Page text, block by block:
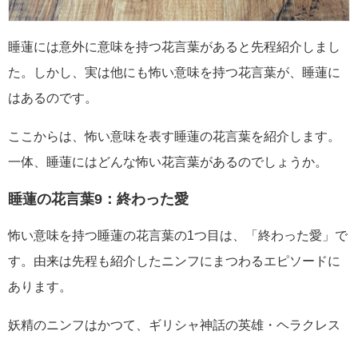
睡蓮には意外に意味を持つ花言葉があると先程紹介しまし
た。しかし、実は他にも怖い意味を持つ花言葉が、睡蓮に
はあるのです。
ここからは、怖い意味を表す睡蓮の花言葉を紹介します。
一体、睡蓮にはどんな怖い花言葉があるのでしょうか。
睡蓮の花言葉9：終わった愛
怖い意味を持つ睡蓮の花言葉の1つ目は、「終わった愛」で
す。由来は先程も紹介したニンフにまつわるエピソードに
あります。
妖精のニンフはかつて、ギリシャ神話の英雄・ヘラクレス